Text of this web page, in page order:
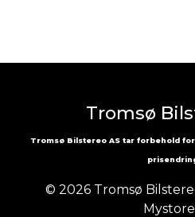
Tromsø
Tromsø Bilstereo AS tar forbehold
© 2026 Tromsø